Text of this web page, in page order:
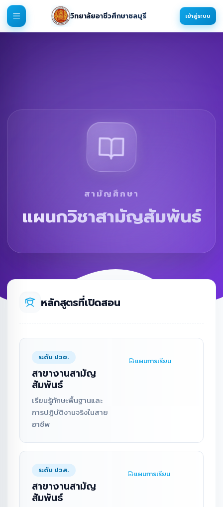
วิทยาลัยอาชีวศึกษาชลบุรี เข้าสู่ระบบ
สามัญศึกษา
แผนกวิชาสามัญสัมพันธ์
หลักสูตรที่เปิดสอน
ระดับ ปวช.
สาขางานสามัญ
สัมพันธ์
เรียนรู้ทักษะพื้นฐานและ
การปฏิบัติงานจริงในสาย
อาชีพ
แผนการเรียน
ระดับ ปวส.
สาขางานสามัญ
สัมพันธ์
แผนการเรียน